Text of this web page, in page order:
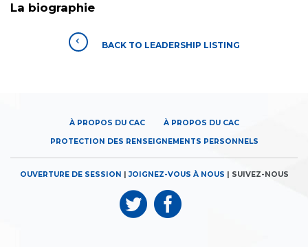
La biographie
BACK TO LEADERSHIP LISTING
À PROPOS DU CAC À PROPOS DU CAC
PROTECTION DES RENSEIGNEMENTS PERSONNELS
OUVERTURE DE SESSION |JOIGNEZ-VOUS À NOUS | SUIVEZ-NOUS